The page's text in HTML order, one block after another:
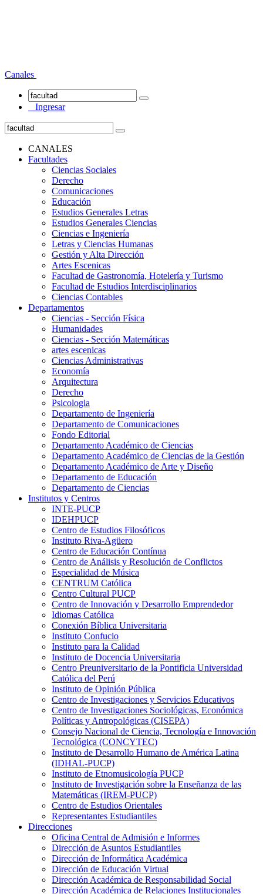
Canales
Ingresar
CANALES
Facultades
Ciencias Sociales
Derecho
Comunicaciones
Educación
Estudios Generales Letras
Estudios Generales Ciencias
Ciencias e Ingeniería
Letras y Ciencias Humanas
Gestión y Alta Dirección
Artes Escenicas
Facultad de Gastronomía, Hotelería y Turismo
Facultad de Estudios Interdisciplinarios
Ciencias Contables
Departamentos
Ciencias - Sección Física
Humanidades
Ciencias - Sección Matemáticas
artes escenicas
Ciencias Administrativas
Economía
Arquitectura
Derecho
Psicologia
Departamento de Ingeniería
Departamento de Comunicaciones
Fondo Editorial
Departamento Académico de Ciencias
Departamento Académico de Ciencias de la Gestión
Departamento Académico de Arte y Diseño
Departamento de Educación
Departamento de Ciencias
Institutos y Centros
INTE-PUCP
IDEHPUCP
Centro de Estudios Filosóficos
Instituto Riva-Agüero
Centro de Educación Contínua
Centro de Análisis y Resolución de Conflictos
Especialidad de Música
CENTRUM Católica
Centro Cultural PUCP
Centro de Innovación y Desarrollo Emprendedor
Idiomas Católica
Conexión Bíblica Universitaria
Instituto Confucio
Instituto para la Calidad
Instituto de Docencia Universitaria
Centro Preuniversitario de la Pontificia Universidad
Católica del Perú
Instituto de Opinión Pública
Centro de Investigaciones y Servicios Educativos
Centro de Investigaciones Sociológicas, Económica
Políticas y Antropológicas (CISEPA)
Consejo Nacional de Ciencia, Tecnología e Innovación
Tecnológica (CONCYTEC)
Instituto de Desarrollo Humano de América Latina
(IDHAL-PUCP)
Instituto de Etnomusicología PUCP
Instituto de Investigación sobre la Enseñanza de las
Matemáticas (IREM-PUCP)
Centro de Estudios Orientales
Representantes Estudiantiles
Direcciones
Oficina Central de Admisión e Informes
Dirección de Asuntos Estudiantiles
Dirección de Informática Académica
Dirección de Educación Virtual
Dirección Académica de Responsabilidad Social
Dirección Académica de Relaciones Institucionales